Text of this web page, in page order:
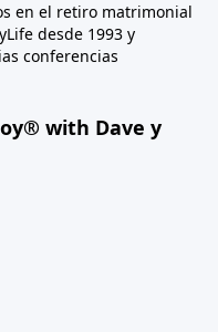
en el retiro matrimonial
desde 1993 y
conferencias
with Dave y